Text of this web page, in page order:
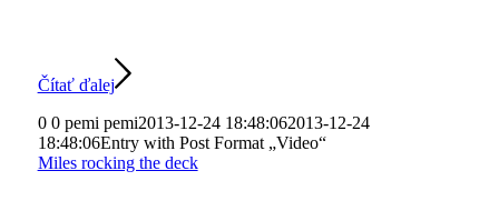
Čítať ďalej
0 0 pemi pemi2013-12-24 18:48:062013-12-24
18:48:06Entry with Post Format „Video“
Miles rocking the deck